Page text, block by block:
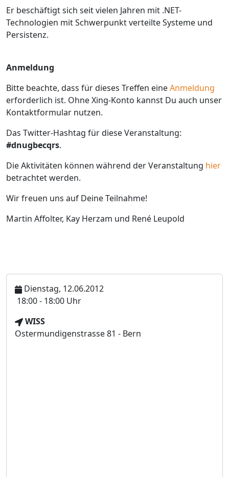
Er beschäftigt sich seit vielen Jahren mit .NET-
Technologien mit Schwerpunkt verteilte Systeme und
Persistenz.
Anmeldung
Bitte beachte, dass für dieses Treffen eineAnmeldung
erforderlich ist. Ohne Xing-Konto kannst Du auch unser
Kontaktformular nutzen.
Das Twitter-Hashtag für diese Veranstaltung:
#dnugbecqrs.
Die Aktivitäten können während der Veranstaltung hier
betrachtet werden.
Wir freuen uns auf Deine Teilnahme!
Martin Affolter, Kay Herzam und René Leupold
Dienstag, 12.06.2012
U
r
z
18:00 - 18:00 Uhr
V
e
WISS
Ostermundigenstrasse 81 - Bern